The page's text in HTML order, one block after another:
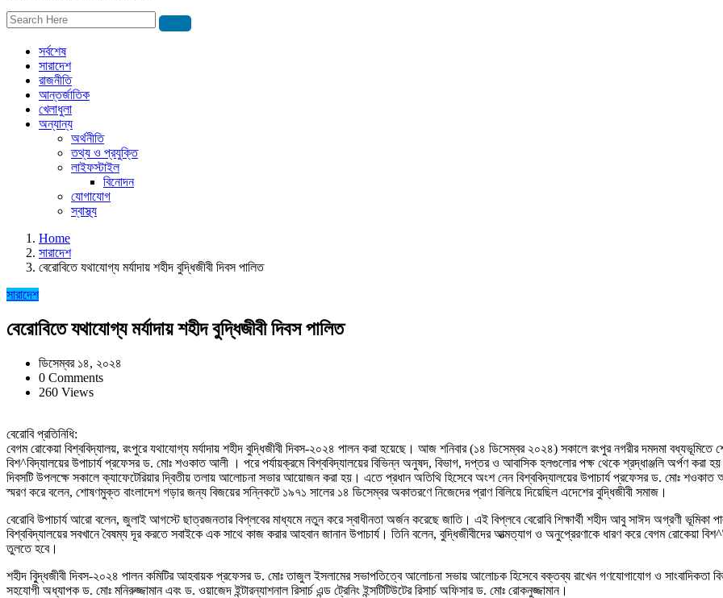
সর্বশেষ
সারাদেশ
রাজনীতি
আন্তর্জাতিক
খেলাধুলা
অন্যান্য
অর্থনীতি
তথ্য ও প্রযুক্তি
লাইফস্টাইল
বিনোদন
যোগাযোগ
স্বাস্থ্য
Home
সারাদেশ
বেরোবিতে যথাযোগ্য মর্যাদায় শহীদ বুদ্ধিজীবী দিবস পালিত
সারাদেশ
বেরোবিতে যথাযোগ্য মর্যাদায় শহীদ বুদ্ধিজীবী দিবস পালিত
ডিসেম্বর ১৪, ২০২৪
0 Comments
260 Views
বেরোবি প্রতিনিধি:
বেগম রোকেয়া বিশ্ববিদ্যালয়, রংপুরে যথাযোগ্য মর্যাদায় শহীদ বুদ্ধিজীবী দিবস-২০২৪ পালন করা হয়েছে। আজ শনিবার (১৪ ডিসেম্বর ২০২৪) সকালে রংপুর নগরীর দমদমা
বিশ^বিদ্যালয়ের উপাচার্য প্রফেসর ড. মোঃ শওকাত আলী । পরে পর্যায়ক্রমে বিশ্ববিদ্যালয়ের বিভিন্ন অনুষদ, বিভাগ, দপ্তর ও আবাসিক হলগুলোর পক্ষ থেকে শ্রদ্ধাঞ্জলি অর্পণ করা
দিবসটি উপলক্ষে সকালে ক্যাফেটেরিয়ার দ্বিতীয় তলায় আলোচনা সভার আয়োজন করা হয়। এতে প্রধান অতিথি হিসেবে অংশ নেন বিশ্ববিদ্যালয়ের উপাচার্য প্রফেসর ড. মোঃ শওকাত
স্মরণ করে বলেন, শোষণমুক্ত বাংলাদেশ গড়ার জন্য বিজয়ের সন্নিকটে ১৯৭১ সালের ১৪ ডিসেম্বর অকাতরণে নিজেদের প্রাণ বিলিয়ে দিয়েছিল এদেশের বুদ্ধিজীবী সমাজ।
বেরোবি উপাচার্য আরো বলেন, জুলাই আগস্টে ছাত্রজনতার বিপ্লবের মাধ্যমে নতুন করে স্বাধীনতা অর্জন করেছে জাতি। এই বিপ্লবে বেরোবি শিক্ষার্থী শহীদ আবু সাঈদ অগ্রণী
বিশ্ববিদ্যালয়ের সবখানে বৈষম্য দূর করতে সবাইকে এক সাথে কাজ করার আহবান জানান উপাচার্য। তিনি বলেন, বুদ্ধিজীবীদের আত্মত্যাগ ও অনুপ্রেরণাকে ধারণ করে বেগম রোকেয়া
তুলতে হবে।
শহীদ বু্িদ্ধজীবী দিবস-২০২৪ পালন কমিটির আহবায়ক প্রফেসর ড. মোঃ তাজুল ইসলামের সভাপতিত্বে আলোচনা সভায় আলোচক হিসেবে বক্তব্য রাখেন গণযোগাযোগ ও সাংবাদিকতা
সহযোগী অধ্যাপক ড. মোঃ মনিরুজ্জামান এবং ড. ওয়াজেদ ইন্টারন্যাশনাল রিসার্চ এন্ড ট্রেনিং ইন্সটিটিউটের রিসার্চ অফিসার ড. মোঃ রোকনুজ্জামান।